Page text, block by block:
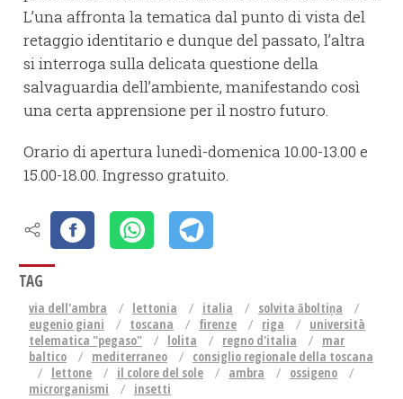
L’una affronta la tematica dal punto di vista del
retaggio identitario e dunque del passato, l’altra
si interroga sulla delicata questione della
salvaguardia dell’ambiente, manifestando così
una certa apprensione per il nostro futuro.
Orario di apertura lunedì-domenica 10.00-13.00 e
15.00-18.00. Ingresso gratuito.
TAG
via dell'ambra lettonia italia
solvita āboltiņa
eugenio giani
toscana firenze riga
università
telematica "pegaso"
lolita regno d'italia
mar
baltico
mediterraneo
consiglio regionale della toscana
lettone
il colore del sole ambra
ossigeno
microrganismi
insetti